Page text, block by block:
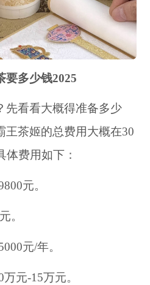
多少钱2025
看看大概得准备多少
王茶姬的总费用大概在30
体费用如下：
元。
。
元/年。
元-15万元。